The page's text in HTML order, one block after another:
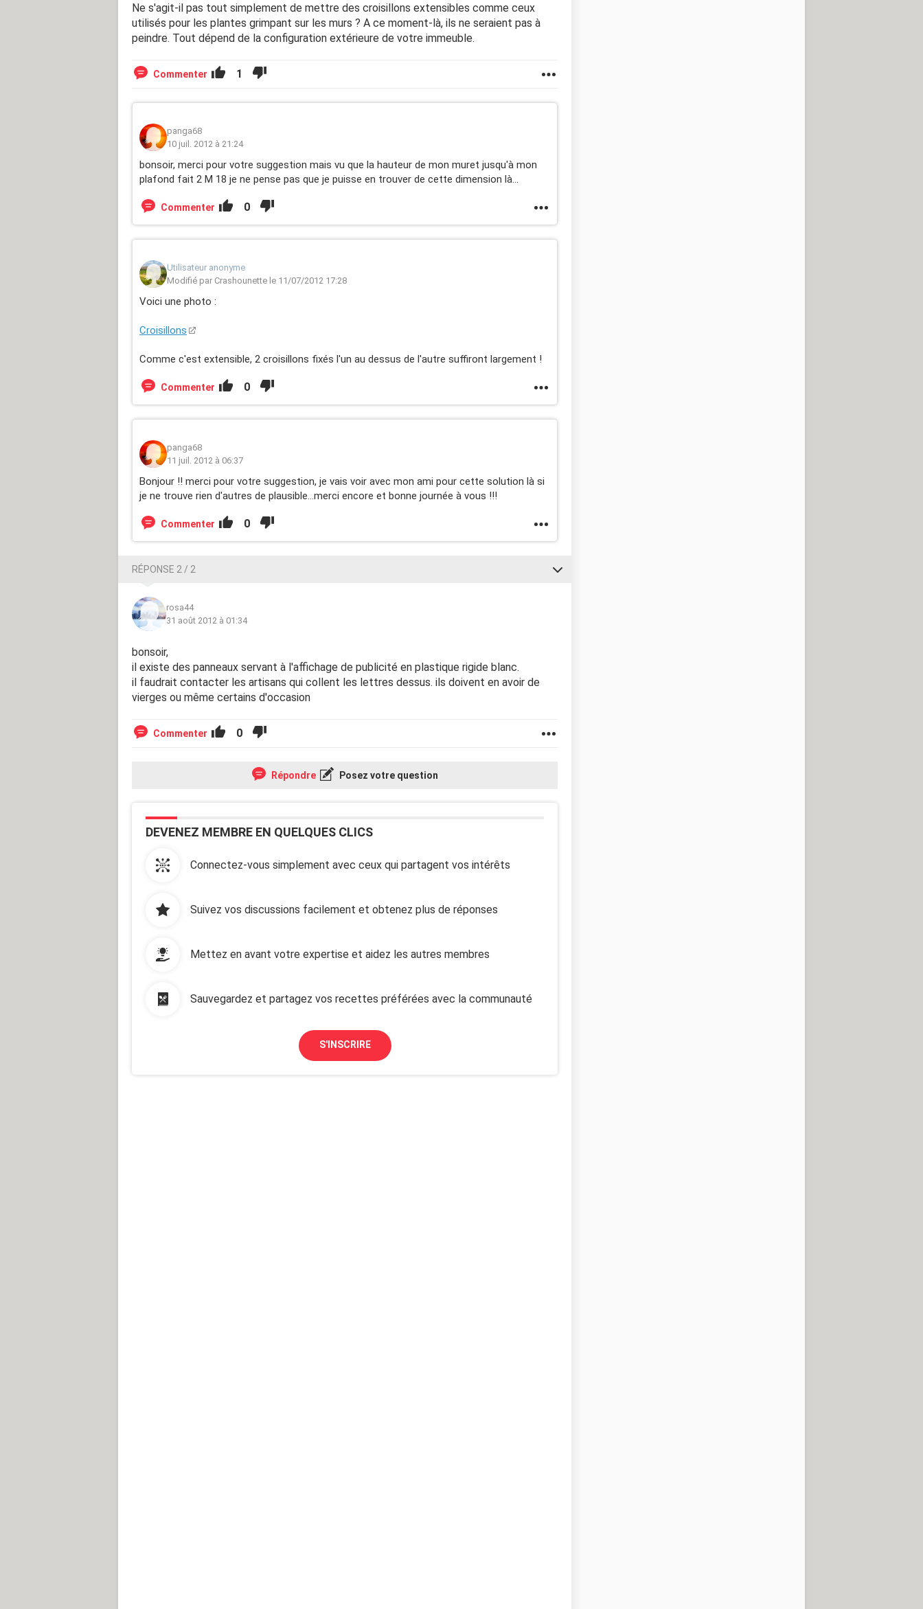
Ne s'agit-il pas tout simplement de mettre des croisillons extensibles comme ceux
utilisés pour les plantes grimpant sur les murs ? A ce moment-là, ils ne seraient pas à
peindre. Tout dépend de la configuration extérieure de votre immeuble.
Commenter 1
panga68
10 juil. 2012 à 21:24
bonsoir, merci pour votre suggestion mais vu que la hauteur de mon muret jusqu'à mon
plafond fait 2 M 18 je ne pense pas que je puisse en trouver de cette dimension là...
Commenter 0
Utilisateur anonyme
Modifié par Crashounette le 11/07/2012 17:28
Voici une photo :
Croisillons
Comme c'est extensible, 2 croisillons fixés l'un au dessus de l'autre suffiront largement !
Commenter 0
panga68
11 juil. 2012 à 06:37
Bonjour !! merci pour votre suggestion, je vais voir avec mon ami pour cette solution là si
je ne trouve rien d'autres de plausible...merci encore et bonne journée à vous !!!
Commenter 0
RÉPONSE 2 / 2
rosa44
31 août 2012 à 01:34
bonsoir,
il existe des panneaux servant à l'affichage de publicité en plastique rigide blanc.
il faudrait contacter les artisans qui collent les lettres dessus. ils doivent en avoir de
vierges ou même certains d'occasion
Commenter 0
Répondre Posez votre question
DEVENEZ MEMBRE EN QUELQUES CLICS
Connectez-vous simplement avec ceux qui partagent vos intérêts
Suivez vos discussions facilement et obtenez plus de réponses
Mettez en avant votre expertise et aidez les autres membres
Sauvegardez et partagez vos recettes préférées avec la communauté
S'INSCRIRE